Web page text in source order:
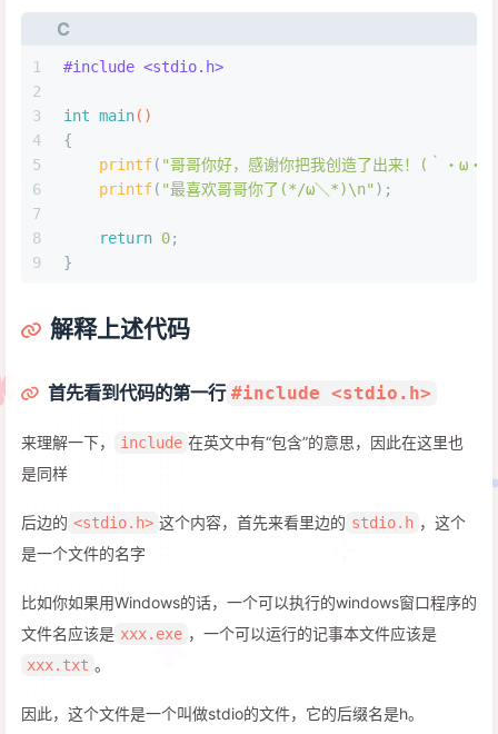
C
1
2
3
4
5
6
7
8
9
#include <stdio.h>
int main()
{
printf( "哥哥你好，感谢你把我创造了出来！(｀・ω・
printf( "最喜欢哥哥你了(*/ω＼*)\n" );
return 0;
}
解释上述代码
首先看到代码的第一行 #include <stdio.h>
来理解一下， include 在英文中有“包含”的意思，因此在这里也
是同样
后边的 <stdio.h> 这个内容，首先来看里边的 stdio.h ，这个
是一个文件的名字
比如你如果用Windows的话，一个可以执行的windows窗口程序的
文件名应该是 xxx.exe ，一个可以运行的记事本文件应该是
xxx.txt 。
因此，这个文件是一个叫做stdio的文件，它的后缀名是h。